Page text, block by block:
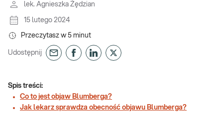
lek. Agnieszka Żędzian
15 lutego 2024
Przeczytasz w 5 minut
Udostępnij
Spis treści:
Co to jest objaw Blumberga?
Jak lekarz sprawdza obecność objawu Blumberga?